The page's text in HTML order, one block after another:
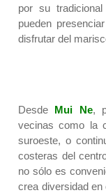
por su
pueden
disfrutar del
Desde Mui Ne,
vecinas como la
suroeste, o
costeras del
no sólo es
crea diversidad en